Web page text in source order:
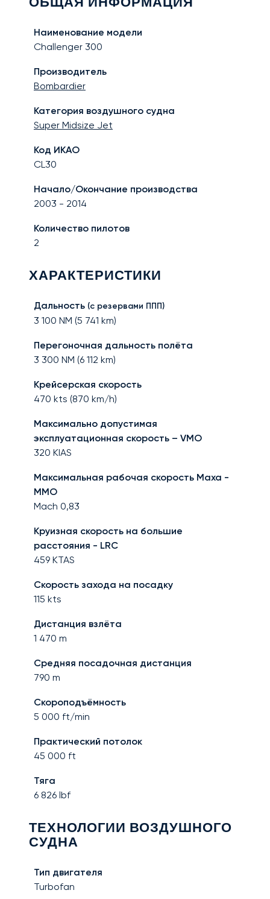
ОБЩАЯ ИНФОРМАЦИЯ
Наименование модели
Challenger 300
Производитель
Bombardier
Категория воздушного судна
Super Midsize Jet
Код ИКАО
CL30
Начало/Окончание производства
2003 - 2014
Количество пилотов
2
ХАРАКТЕРИСТИКИ
Дальность (с резервами ППП)
3 100 NM (5 741 km)
Перегоночная дальность полёта
3 300 NM (6 112 km)
Крейсерская скорость
470 kts (870 km/h)
Максимально допустимая
эксплуатационная скорость – VMO
320 KIAS
Максимальная рабочая скорость Маха -
MMO
Mach 0,83
Круизная скорость на большие
расстояния - LRC
459 KTAS
Скорость захода на посадку
115 kts
Дистанция взлёта
1 470 m
Средняя посадочная дистанция
790 m
Скороподъёмность
5 000 ft/min
Практический потолок
45 000 ft
Тяга
6 826 lbf
ТЕХНОЛОГИИ ВОЗДУШНОГО
СУДНА
Тип двигателя
Turbofan